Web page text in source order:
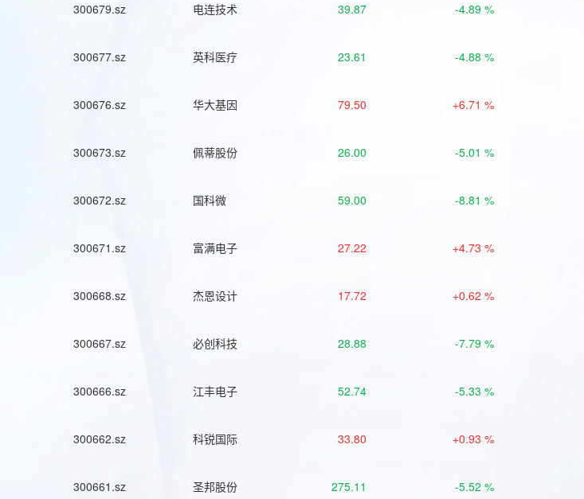
300679.sz 电连技术 39.87 -4.89 %
300677.sz 英科医疗 23.61 -4.88 %
300676.sz 华大基因 79.50 +6.71 %
300673.sz 佩蒂股份 26.00 -5.01 %
300672.sz 国科微 59.00 -8.81 %
300671.sz 富满电子 27.22 +4.73 %
300668.sz 杰恩设计 17.72 +0.62 %
300667.sz 必创科技 28.88 -7.79 %
300666.sz 江丰电子 52.74 -5.33 %
300662.sz 科锐国际 33.80 +0.93 %
300661.sz 圣邦股份 275.11 -5.52 %